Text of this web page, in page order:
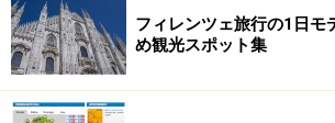
フィレンツェ旅行の1日モ
め観光スポット集